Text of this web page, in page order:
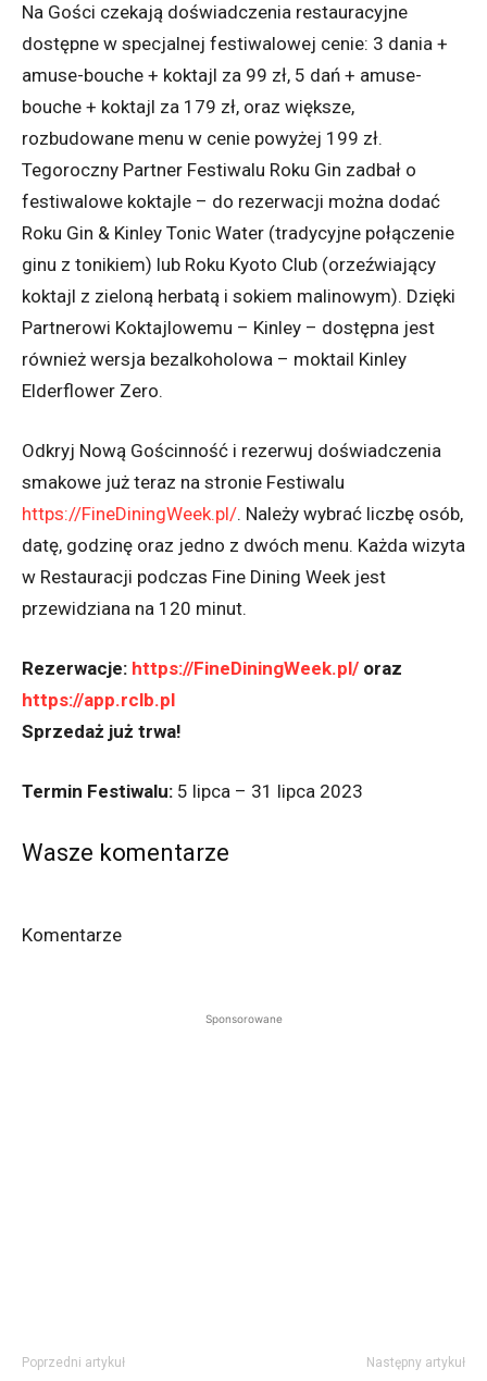
Na Gości czekają doświadczenia restauracyjne
dostępne w specjalnej festiwalowej cenie: 3 dania +
amuse-bouche + koktajl za 99 zł, 5 dań + amuse-
bouche + koktajl za 179 zł, oraz większe,
rozbudowane menu w cenie powyżej 199 zł.
Tegoroczny Partner Festiwalu Roku Gin zadbał o
festiwalowe koktajle – do rezerwacji można dodać
Roku Gin & Kinley Tonic Water (tradycyjne połączenie
ginu z tonikiem) lub Roku Kyoto Club (orzeźwiający
koktajl z zieloną herbatą i sokiem malinowym). Dzięki
Partnerowi Koktajlowemu – Kinley – dostępna jest
również wersja bezalkoholowa – moktail Kinley
Elderflower Zero.
Odkryj Nową Gościnność i rezerwuj doświadczenia
smakowe już teraz na stronie Festiwalu
https://FineDiningWeek.pl/. Należy wybrać liczbę osób,
datę, godzinę oraz jedno z dwóch menu. Każda wizyta
w Restauracji podczas Fine Dining Week jest
przewidziana na 120 minut.
Rezerwacje: https://FineDiningWeek.pl/ oraz
https://app.rclb.pl
Sprzedaż już trwa!
Termin Festiwalu: 5 lipca – 31 lipca 2023
Wasze komentarze
Komentarze
Sponsorowane
Poprzedni artykuł Następny artykuł